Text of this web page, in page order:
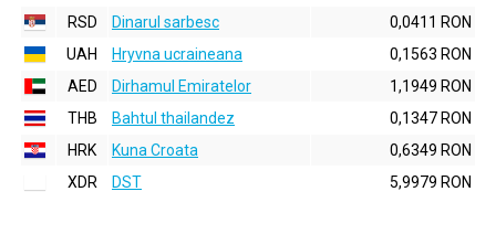
RSD
Dinarul sarbesc
0,0411 RON
UAH
Hryvna ucraineana
0,1563 RON
AED
Dirhamul Emiratelor
1,1949 RON
THB
Bahtul thailandez
0,1347 RON
HRK
Kuna Croata
0,6349 RON
XDR
DST 5,9979 RON